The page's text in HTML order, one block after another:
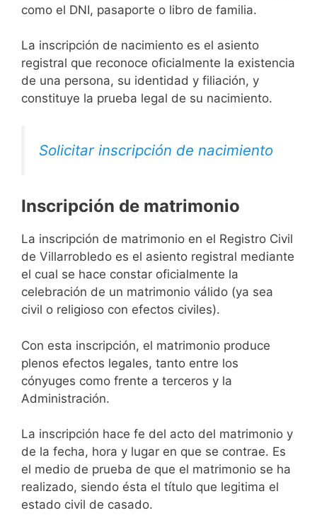
como el DNI, pasaporte o libro de familia.
La inscripción de nacimiento es el asiento
registral que reconoce oficialmente la existencia
de una persona, su identidad y filiación, y
constituye la prueba legal de su nacimiento.
Solicitar inscripción de nacimiento
Inscripción de matrimonio
La inscripción de matrimonio en el Registro Civil
de Villarrobledo es el asiento registral mediante
el cual se hace constar oficialmente la
celebración de un matrimonio válido (ya sea
civil o religioso con efectos civiles).
Con esta inscripción, el matrimonio produce
plenos efectos legales, tanto entre los
cónyuges como frente a terceros y la
Administración.
La inscripción hace fe del acto del matrimonio y
de la fecha, hora y lugar en que se contrae. Es
el medio de prueba de que el matrimonio se ha
realizado, siendo ésta el título que legitima el
estado civil de casado.